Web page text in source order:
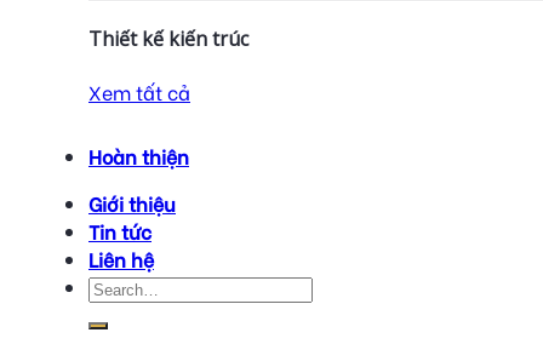
Thiết kế kiến trúc
Xem tất cả
Hoàn thiện
Giới thiệu
Tin tức
Liên hệ